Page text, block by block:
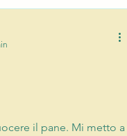
il pane. Mi metto a